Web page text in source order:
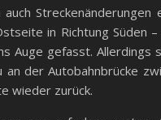
in Richtung Süden
Auge gefasst. Allerdings
an der Autobahnbrücke
wieder zurück.